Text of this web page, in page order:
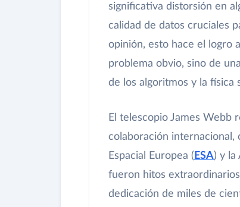
significativa distorsión en
calidad de datos cruciales
opinión, esto hace el logro
problema obvio, sino de
de los algoritmos y la física
El telescopio James Webb
colaboración internacional,
Espacial Europea ( ESA) y la
fueron hitos
dedicación de miles de